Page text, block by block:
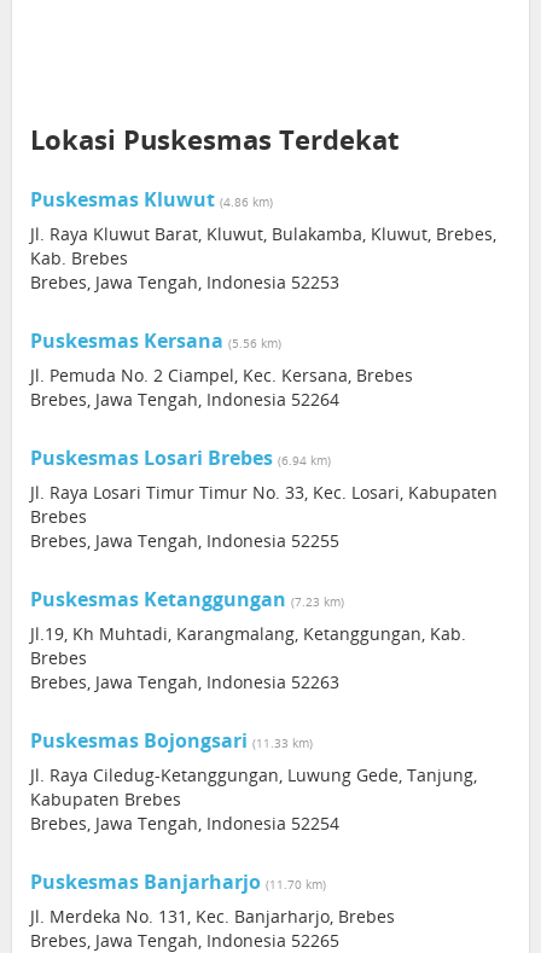
Lokasi Puskesmas Terdekat
Puskesmas Kluwut (4.86 km)
Jl. Raya Kluwut Barat, Kluwut, Bulakamba, Kluwut, Brebes,
Kab. Brebes
Brebes, Jawa Tengah, Indonesia 52253
Puskesmas Kersana (5.56 km)
Jl. Pemuda No. 2 Ciampel, Kec. Kersana, Brebes
Brebes, Jawa Tengah, Indonesia 52264
Puskesmas Losari Brebes (6.94 km)
Jl. Raya Losari Timur Timur No. 33, Kec. Losari, Kabupaten
Brebes
Brebes, Jawa Tengah, Indonesia 52255
Puskesmas Ketanggungan (7.23 km)
Jl.19, Kh Muhtadi, Karangmalang, Ketanggungan, Kab.
Brebes
Brebes, Jawa Tengah, Indonesia 52263
Puskesmas Bojongsari (11.33 km)
Jl. Raya Ciledug-Ketanggungan, Luwung Gede, Tanjung,
Kabupaten Brebes
Brebes, Jawa Tengah, Indonesia 52254
Puskesmas Banjarharjo (11.70 km)
Jl. Merdeka No. 131, Kec. Banjarharjo, Brebes
Brebes, Jawa Tengah, Indonesia 52265